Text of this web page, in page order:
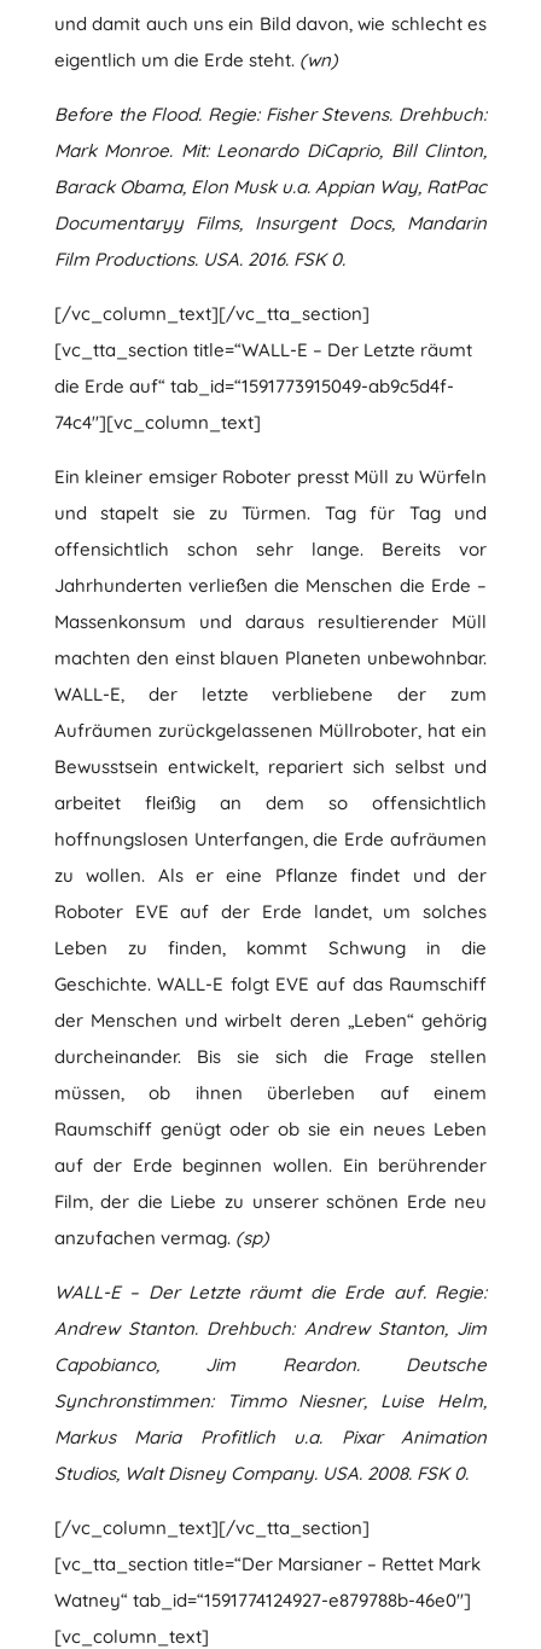
und damit auch uns ein Bild davon, wie schlecht es
eigentlich um die Erde steht. (wn)
Before the Flood. Regie: Fisher Stevens. Drehbuch:
Mark Monroe. Mit: Leonardo DiCaprio, Bill Clinton,
Barack Obama, Elon Musk u.a. Appian Way, RatPac
Documentaryy Films, Insurgent Docs, Mandarin
Film Productions. USA. 2016. FSK 0.
[/vc_column_text][/vc_tta_section]
[vc_tta_section title=“WALL-E – Der Letzte räumt
die Erde auf“ tab_id=“1591773915049-ab9c5d4f-
74c4″][vc_column_text]
Ein kleiner emsiger Roboter presst Müll zu Würfeln
und stapelt sie zu Türmen. Tag für Tag und
offensichtlich schon sehr lange. Bereits vor
Jahrhunderten verließen die Menschen die Erde –
Massenkonsum und daraus resultierender Müll
machten den einst blauen Planeten unbewohnbar.
WALL-E, der letzte verbliebene der zum
Aufräumen zurückgelassenen Müllroboter, hat ein
Bewusstsein entwickelt, repariert sich selbst und
arbeitet fleißig an dem so offensichtlich
hoffnungslosen Unterfangen, die Erde aufräumen
zu wollen. Als er eine Pflanze findet und der
Roboter EVE auf der Erde landet, um solches
Leben zu finden, kommt Schwung in die
Geschichte. WALL-E folgt EVE auf das Raumschiff
der Menschen und wirbelt deren „Leben“ gehörig
durcheinander. Bis sie sich die Frage stellen
müssen, ob ihnen überleben auf einem
Raumschiff genügt oder ob sie ein neues Leben
auf der Erde beginnen wollen. Ein berührender
Film, der die Liebe zu unserer schönen Erde neu
anzufachen vermag. (sp)
WALL-E – Der Letzte räumt die Erde auf. Regie:
Andrew Stanton. Drehbuch: Andrew Stanton, Jim
Capobianco, Jim Reardon. Deutsche
Synchronstimmen: Timmo Niesner, Luise Helm,
Markus Maria Profitlich u.a. Pixar Animation
Studios, Walt Disney Company. USA. 2008. FSK 0.
[/vc_column_text][/vc_tta_section]
[vc_tta_section title=“Der Marsianer – Rettet Mark
Watney“ tab_id=“1591774124927-e879788b-46e0″]
[vc_column_text]